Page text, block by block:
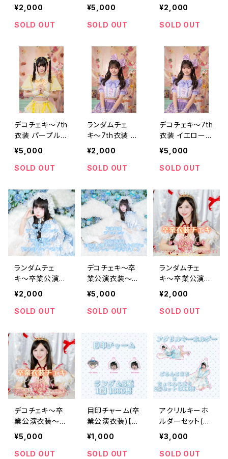
リーン ver.～
【坂井 真彩】
¥2,000
SOLD OUT
er.～【坂井 真
彩】
¥5,000
SOLD OUT
ープル ver.～
【月見 める】
¥2,000
SOLD OUT
デコチェキ～7th
衣装 パープル v
er..～【月見 め
る】
¥5,000
SOLD OUT
ランダムチェ
キ〜7th衣装 イ
エロー ver.～
【櫻井 さり】
¥2,000
SOLD OUT
デコチェキ～7th
衣装 イエロー v
er.～【櫻井 さ
り】
¥5,000
SOLD OUT
ランダムチェ
キ〜卒業公演衣
装～【水城 こま】
¥2,000
SOLD OUT
デコチェキ〜卒
業公演衣装～
【水城 こま】
¥5,000
SOLD OUT
ランダムチェ
キ〜卒業公演衣
装～【永井 里
桜】
¥2,000
SOLD OUT
デコチェキ〜卒
業公演衣装～
【永井 里桜】
¥5,000
SOLD OUT
目印チャーム(卒
業公演衣装)【水
城 こま】
¥1,000
SOLD OUT
アクリルキーホ
ルダーセット(卒
業公演衣装)【水
城 こま】
¥3,000
SOLD OUT